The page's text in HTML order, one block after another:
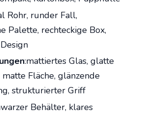
Rohr, runder Fall,
Palette, rechteckige Box,
:mattiertes Glas, glatte
Fläche, glänzende
strukturierter Griff
Behälter, klares